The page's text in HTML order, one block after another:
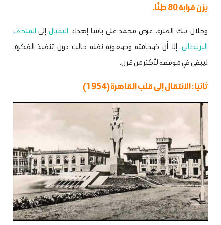
يزن قرابة 80 طنًا.
وخلال تلك الفترة، عرض محمد علي باشا إهداء التمثالإلى المتحف
البريطاني، إلا أن ضخامته وصعوبة نقله حالت دون تنفيذ الفكرة،
ليبقى في موقعه لأكثر من قرن.
ثانيًا: الانتقال إلى قلب القاهرة (1954)